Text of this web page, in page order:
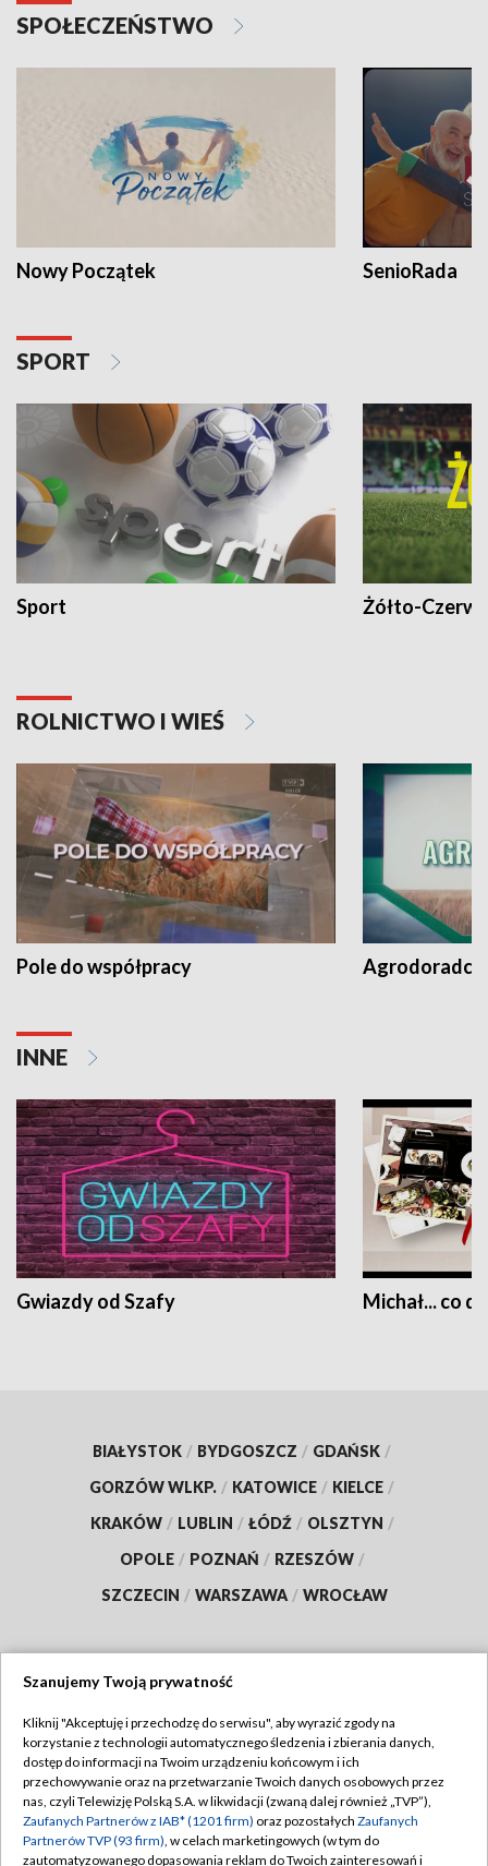
SPOŁECZEŃSTWO
Nowy Początek SenioRada
SPORT
Sport Żółto-
ROLNICTWO I WIEŚ
Pole do współpracy Agrodoradcy
INNE
Gwiazdy od Szafy Michał... co
BIAŁYSTOK / BYDGOSZCZ / GDAŃSK /
GORZÓW WLKP. / KATOWICE / KIELCE /
KRAKÓW / LUBLIN / ŁÓDŹ / OLSZTYN /
OPOLE / POZNAŃ / RZESZÓW /
SZCZECIN / WARSZAWA / WROCŁAW
TVP
Abonament TVP
Emisja w TVP
Centrum informacji TVP
Regulamin TVP
Polityka prywatności
Moje zgody
Szanujemy Twoją prywatność
Kliknij "Akceptuję i przechodzę do serwisu", aby wyrazić zgody na
korzystanie z technologii automatycznego śledzenia i zbierania danych,
dostęp do informacji na Twoim urządzeniu końcowym i ich
przechowywanie oraz na przetwarzanie Twoich danych osobowych przez
nas, czyli Telewizję Polską S.A. w likwidacji (zwaną dalej również „TVP”),
Zaufanych Partnerów z IAB* (1201 firm) oraz pozostałych Zaufanych
Partnerów TVP (93 firm), w celach marketingowych (w tym do
zautomatyzowanego dopasowania reklam do Twoich zainteresowań i